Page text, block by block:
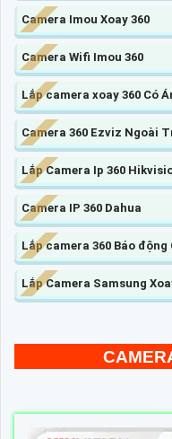
Camera Imou Xoay 360
Camera Wifi Imou 360
Lắp camera xoay 360 Có
Camera 360 Ezviz Ngoài
Lắp Camera Ip 360
Camera IP 360 Dahua
Lắp camera 360 Báo
Lắp Camera Samsung